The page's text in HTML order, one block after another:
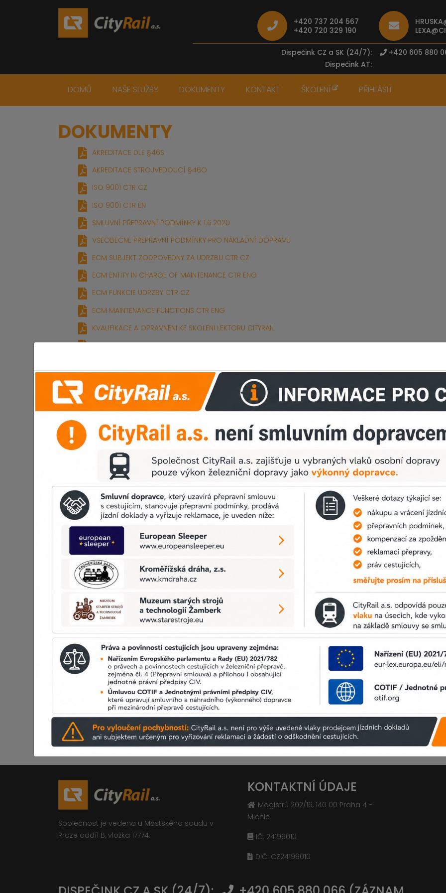
+420 737 204 567
+420 720 329 190
Dispečink CZ a SK (24/7):
+420 605 880
Dispečink AT:
DOMŮ NAŠE SLUŽBY DOKUMENTY KONTAKT ŠKOLENÍ PŘIHLÁSIT
DOKUMENTY
AKREDITACE DLE §46S
AKREDITACE STROJVEDOUCÍ §46O
ISO 9001 CTR CZ
ISO 9001 CTR EN
SMLUVNÍ PŘEPRAVNÍ PODMÍNKY K 1.6.2020
VŠEOBECNÉ PŘEPRAVNÍ PODMÍNKY PRO NÁKLADNÍ DOPRAVU
ECM SUBJEKT ZODPOVEDNY ZA UDRZBU CTR CZ
ECM ENTITY IN CHARGE OF MAINTENANCE CTR ENG
ECM FUNKCIE UDRZBY CTR CZ
ECM MAINTENANCE FUNCTIONS CTR ENG
KVALIFIKACE A OPRAVNENI KE SKOLENI LEKTORU CITYRAIL
OZNAMENI O NAHRAVANI HOVORU
Společnost je vedena u Městského soudu v
Praze oddíl B, vložka 17774.
KONTAKTNÍ ÚDAJE
Magistrů 202/16, 140 00 Praha 4 -
Michle
IČ: 24199010
DIČ: CZ24199010